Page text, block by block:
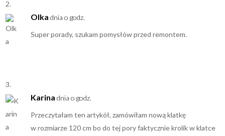
Olka dnia o godz.
Super porady, szukam pomysłów przed remontem.
Karina dnia o godz.
Przeczytałam ten artykół, zamówiłam nową klatkę
w rozmiarze 120 cm bo do tej pory faktycznie krolik w klatce